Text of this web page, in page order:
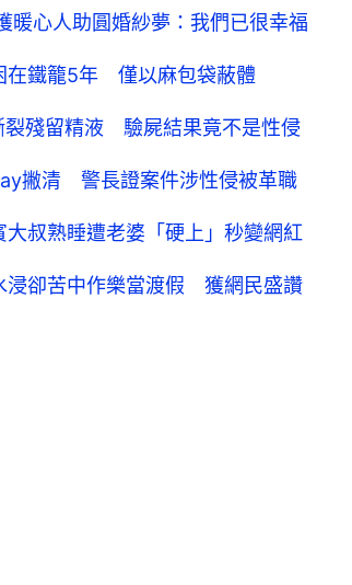
心人助圓婚紗夢：我們已很幸福
鐵籠5年 僅以麻包袋蔽體
殘留精液 驗屍結果竟不是性侵
撇清 警長證案件涉性侵被革職
叔熟睡遭老婆「硬上」秒變網紅
卻苦中作樂當渡假 獲網民盛讚